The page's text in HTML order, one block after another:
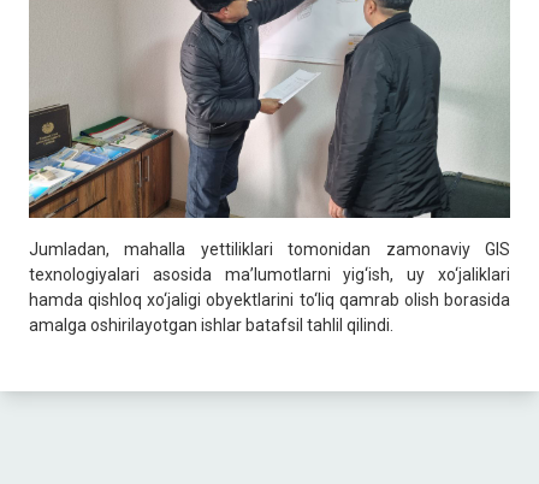
Jumladan, mahalla yettiliklari tomonidan zamonaviy GIS
texnologiyalari asosida maʼlumotlarni yig‘ish, uy xo‘jaliklari
hamda qishloq xo‘jaligi obyektlarini to‘liq qamrab olish borasida
amalga oshirilayotgan ishlar batafsil tahlil qilindi.